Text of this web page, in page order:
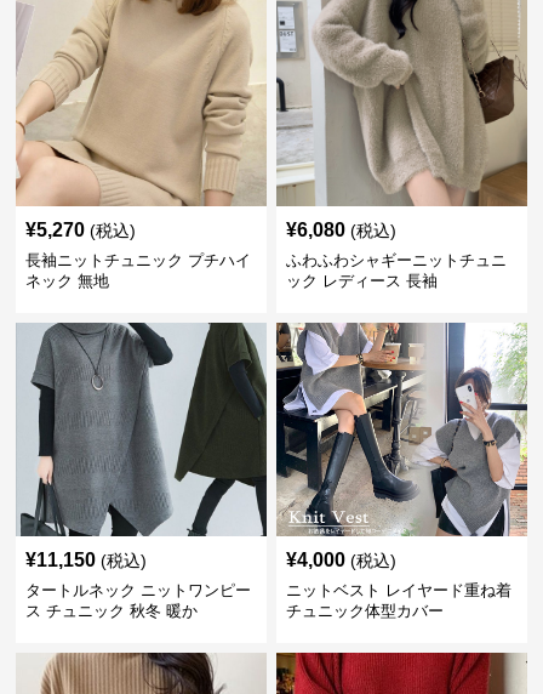
¥5,270 (税込)
長袖ニットチュニック プチハイ
ネック 無地
¥6,080 (税込)
ふわふわシャギーニットチュニ
ック レディース 長袖
¥11,150 (税込)
タートルネック ニットワンピー
ス チュニック 秋冬 暖か
¥4,000 (税込)
ニットベスト レイヤード重ね着
チュニック体型カバー